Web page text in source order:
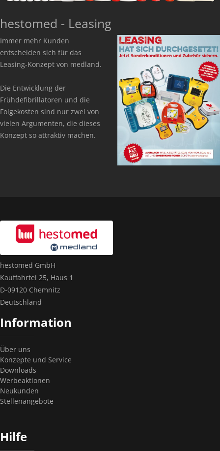
hestomed - Leasing
Immer mehr Kunden
entscheiden sich für das
Leasing-Konzept von medland.
Die Entwicklung der
Frühdefibrillatoren und die
Folgekosten sind nur zwei von
vielen Argumenten, die dieses
Konzept so attraktiv machen.
hestomed GmbH
Kauffahrtei 25, Haus 1
D-09120 Chemnitz
Deutschland
Information
Über uns
Konzepte und Service
Downloads
Werbeaktionen
Neukunden
Stellenangebote
Hilfe